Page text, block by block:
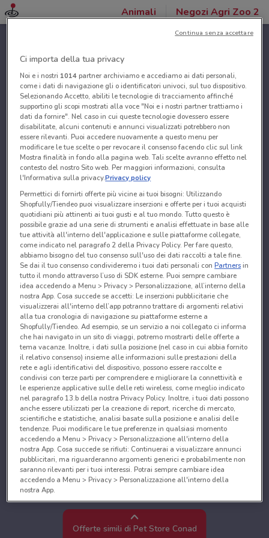
Animali Negozi Agri Zoo 2
Offerte simili di Pet Store Conad
Ci importa della tua privacy
Noi e i nostri 1014partner archiviamo e accediamo ai dati personali,
come i dati di navigazione gli o identificatori univoci, sul tuo dispositivo.
Selezionando Accetto, abiliti le tecnologie di tracciamento affinché
supportino gli scopi mostrati alla voce "Noi e i nostri partner trattiamo i
dati da fornire". Nel caso in cui queste tecnologie dovessero essere
disabilitate, alcuni contenuti e annunci visualizzati potrebbero non
essere rilevanti. Puoi accedere nuovamente a questo menu per
modificare le tue scelte o per revocare il consenso facendo clic sul link
Mostra finalità in fondo alla pagina web. Tali scelte avranno effetto nel
contesto del nostro Sito web. Per maggiori informazioni, consulta
l'Informativa sulla privacy.Privacy policy
Permettici di fornirti offerte più vicine ai tuoi bisogni: Utilizzando
Shopfully/Tiendeo puoi visualizzare inserzioni e offerte per i tuoi acquisti
quotidiani più attinenti ai tuoi gusti e al tuo mondo. Tutto questo è
possibile grazie ad una serie di strumenti e analisi effettuate in base alle
tue attività all'interno dell'applicazione e sulle piattaforme collegate,
come indicato nel paragrafo 2 della Privacy Policy. Per fare questo,
abbiamo bisogno del tuo consenso sull'uso dei dati raccolti a tale fine.
Se dai il tuo consenso condivideremo i tuoi dati personali conPartnersin
tutto il mondo attraverso l’uso di SDK esterne. Puoi sempre cambiare
idea accedendo a Menu > Privacy > Personalizzazione, all’interno della
nostra App. Cosa succede se accetti: Le inserzioni pubblicitarie che
visualizzerai all'interno dell’app potranno trattare di argomenti relativi
alla tua cronologia di navigazione su piattaforme esterne a
Shopfully/Tiendeo. Ad esempio, se un servizio a noi collegato ci informa
che hai navigato in un sito di viaggi, potremo mostrarti delle offerte a
tema vacanze. Inoltre, i dati sulla posizione (nel caso in cui abbia fornito
il relativo consenso) insieme alle informazioni sulle prestazioni della
rete e agli identificativi del dispositivo, possono essere raccolte e
condivisi con terze parti per comprendere e migliorare la connettività e
le esperienze applicative sulle delle reti wireless, come meglio indicato
nel paragrafo 13.b della nostra Privacy Policy. Inoltre, i tuoi dati possono
anche essere utilizzati per la creazione di report, ricerche di mercato,
scientifiche e statistiche, analisi basate sulla posizione e analisi delle
tendenze. Puoi modificare le tue preferenze in qualsiasi momento
accedendo a Menu > Privacy > Personalizzazione all'interno della
nostra App. Cosa succede se rifiuti: Continuerai a visualizzare annunci
pubblicitari, ma riguarderanno argomenti generici e probabilmente non
saranno rilevanti per i tuoi interessi. Potrai sempre cambiare idea
accedendo a Menu > Privacy > Personalizzazione all'interno della
nostra App.
Noi e i nostri partner trattiamo i dati per fornire:
Utilizzare dati di geolocalizzazione precisi. Scansione attiva delle
caratteristiche del dispositivo ai fini dell’identificazione. Archiviare
Continua senza accettare